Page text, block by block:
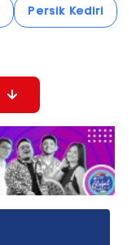
Persik Kediri